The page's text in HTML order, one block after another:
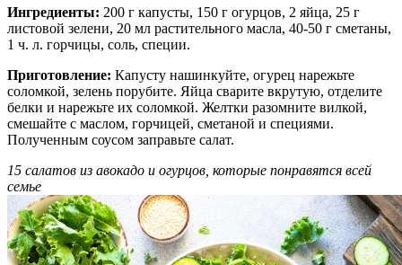
Ингредиенты: 200 г капусты, 150 г огурцов, 2 яйца, 25 г
листовой зелени, 20 мл растительного масла, 40-50 г сметаны,
1 ч. л. горчицы, соль, специи.
Приготовление: Капусту нашинкуйте, огурец нарежьте
соломкой, зелень порубите. Яйца сварите вкрутую, отделите
белки и нарежьте их соломкой. Желтки разомните вилкой,
смешайте с маслом, горчицей, сметаной и специями.
Полученным соусом заправьте салат.
15 салатов из авокадо и огурцов, которые понравятся всей
семье